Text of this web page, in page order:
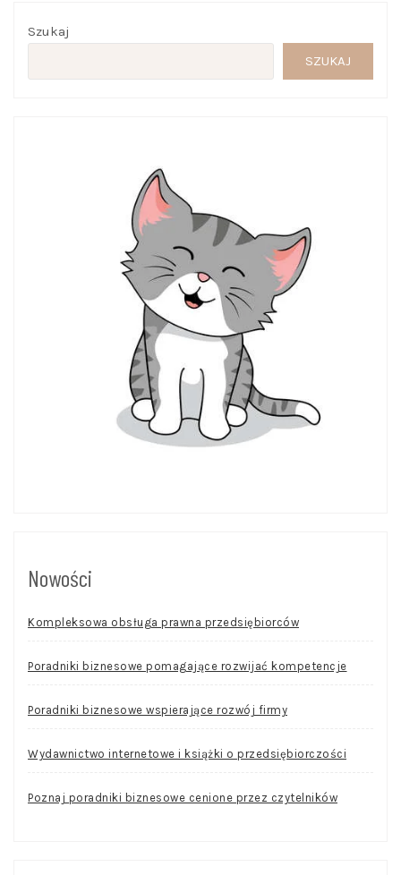
Szukaj
SZUKAJ
Nowości
Kompleksowa obsługa prawna przedsiębiorców
Poradniki biznesowe pomagające rozwijać kompetencje
Poradniki biznesowe wspierające rozwój firmy
Wydawnictwo internetowe i książki o przedsiębiorczości
Poznaj poradniki biznesowe cenione przez czytelników